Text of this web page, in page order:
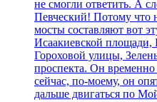
не смогли ответить. А
Певческий! Потому что
мосты составляют вот
Исаакиевской площади,
Гороховой улицы,
проспекта. Он
сейчас, по-моему, он
дальше двигаться по